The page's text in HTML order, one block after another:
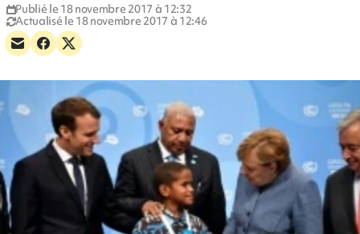
Publié le 18 novembre 2017 à 12:32
Actualisé le 18 novembre 2017 à 12:46